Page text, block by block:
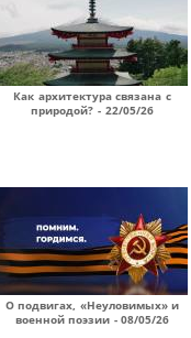
Как архитектура связана с
природой? - 22/05/26
О подвигах, «Неуловимых» и
военной поэзии - 08/05/26